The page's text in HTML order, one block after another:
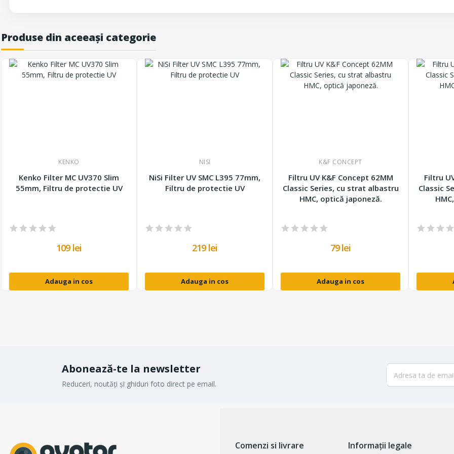
Produse din aceeași categorie
KENKO
Kenko Filter MC UV370 Slim
55mm, Filtru de protectie UV
109 lei
Adauga in cos
NISI
NiSi Filter UV SMC L395 77mm,
Filtru de protectie UV
219 lei
Adauga in cos
K&F CONCEPT
Filtru UV K&F Concept 62MM
Classic Series, cu strat albastru
HMC, optică japoneză.
79 lei
Adauga in cos
Filtru
Classic
Abonează-te la newsletter
Reduceri, noutăți și ghiduri foto direct pe email.
Comenzi si livrare Informații legale